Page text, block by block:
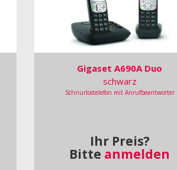
Gigaset A690A Duo
schwarz
Schnurlostelefon mit Anrufbeantworter
Ihr Preis?
Bitte anmelden